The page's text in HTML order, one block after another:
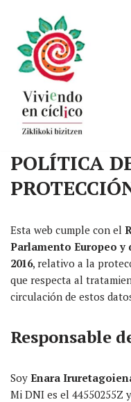
Saltar
al
contenido
POLÍTICA
Esta web cumple con el
Parlamento Europeo y
2016, relativo a la
que respecta al
circulación de estos
Responsable
Soy Enara
Mi DNI es el 44550255Z